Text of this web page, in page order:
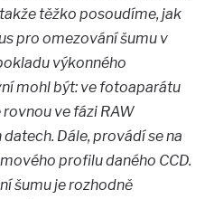
těžko posoudíme, jak
pro omezování šumu v
výkonného
mohl být: ve fotoaparátu
ve fázi RAW
Dále, provádí se na
profilu daného CCD.
šumu je rozhodně